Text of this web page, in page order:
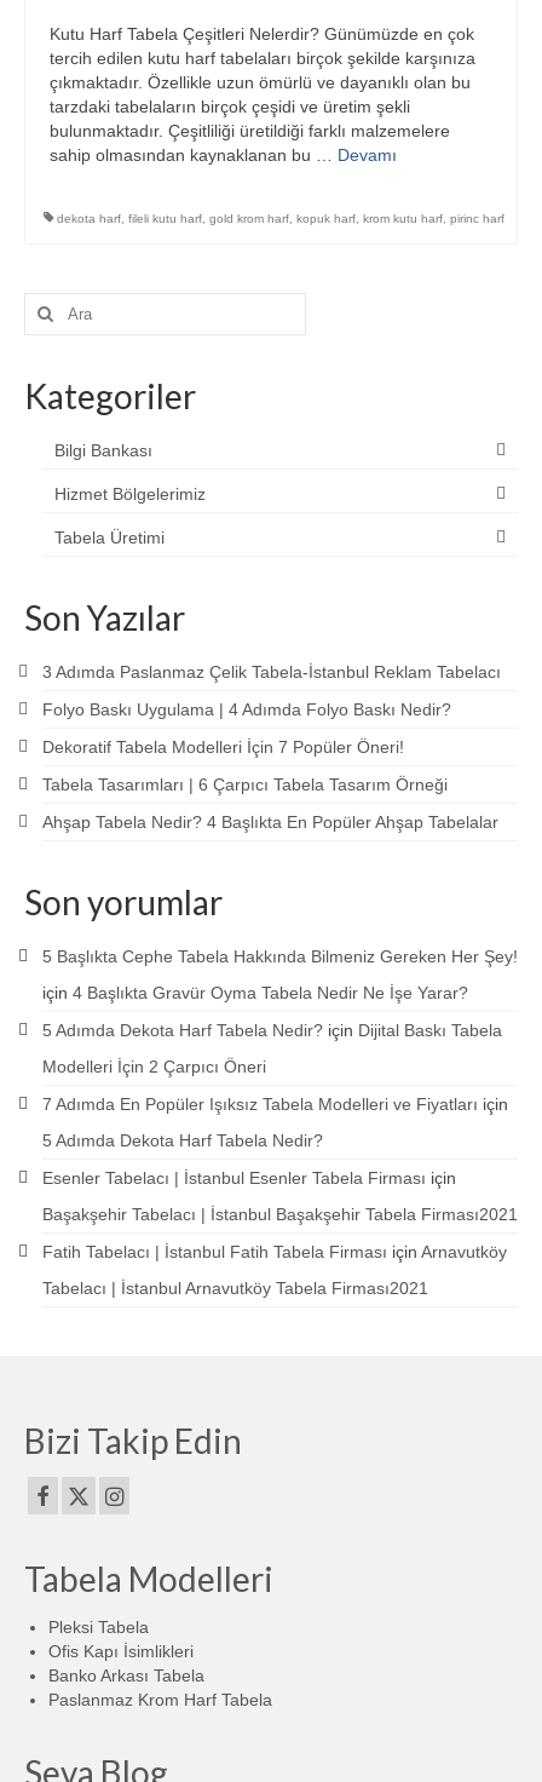
Kutu Harf Tabela Çeşitleri Nelerdir? Günümüzde en çok
tercih edilen kutu harf tabelaları birçok şekilde karşınıza
çıkmaktadır. Özellikle uzun ömürlü ve dayanıklı olan bu
tarzdaki tabelaların birçok çeşidi ve üretim şekli
bulunmaktadır. Çeşitliliği üretildiği farklı malzemelere
sahip olmasından kaynaklanan bu … Devamı
dekota harf fileli kutu harf gold krom harf kopuk harf krom kutu harf pirinc harf
Şunu
ara:
Kategoriler
Bilgi Bankası
Hizmet Bölgelerimiz
Tabela Üretimi
Son Yazılar
3 Adımda Paslanmaz Çelik Tabela-İstanbul Reklam Tabelacı
Folyo Baskı Uygulama | 4 Adımda Folyo Baskı Nedir?
Dekoratif Tabela Modelleri İçin 7 Popüler Öneri!
Tabela Tasarımları | 6 Çarpıcı Tabela Tasarım Örneği
Ahşap Tabela Nedir? 4 Başlıkta En Popüler Ahşap Tabelalar
Son yorumlar
5 Başlıkta Cephe Tabela Hakkında Bilmeniz Gereken Her Şey!
için 4 Başlıkta Gravür Oyma Tabela Nedir Ne İşe Yarar?
5 Adımda Dekota Harf Tabela Nedir? için Dijital Baskı Tabela
Modelleri İçin 2 Çarpıcı Öneri
7 Adımda En Popüler Işıksız Tabela Modelleri ve Fiyatları için
5 Adımda Dekota Harf Tabela Nedir?
Esenler Tabelacı | İstanbul Esenler Tabela Firması için
Başakşehir Tabelacı | İstanbul Başakşehir Tabela Firması2021
Fatih Tabelacı | İstanbul Fatih Tabela Firması için Arnavutköy
Tabelacı | İstanbul Arnavutköy Tabela Firması2021
Bizi Takip Edin
Tabela Modelleri
Pleksi Tabela
Ofis Kapı İsimlikleri
Banko Arkası Tabela
Paslanmaz Krom Harf Tabela
Seva Blog